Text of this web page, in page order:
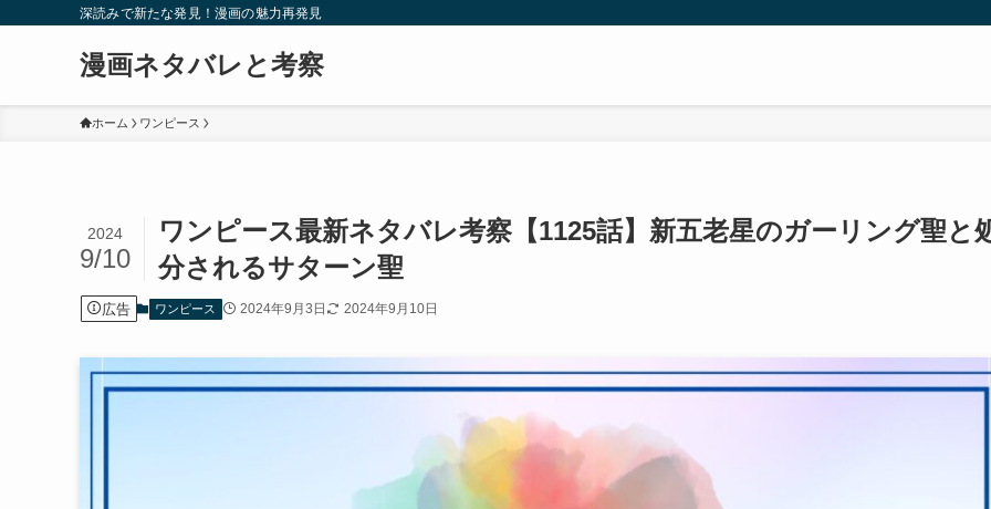
深読みで新たな発見！漫画の魅力再発見
漫画ネタバレと考察
ホーム ワンピース
ワンピース最新ネタバレ考察【1125話】新五老星のガーリング聖と
分されるサターン聖
2024
9/10
広告 ワンピース 2024年9月3日 2024年9月10日